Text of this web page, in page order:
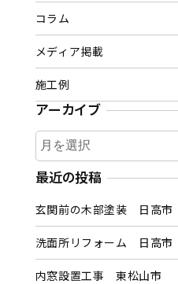
コラム
メディア掲載
施工例
アーカイブ
ア
ー
カ
ブ
最近の投稿
玄関前の木部塗装 日高市
洗面所リフォーム 日高市
内窓設置工事 東松山市